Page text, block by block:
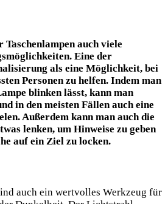
auch viele
Eine der
als eine Möglichkeit, bei
Personen zu helfen. Indem man
blinken lässt, kann man
in den meisten⁤ Fällen auch⁣ eine
⁢Außerdem ⁤kann man auch die
lenken, ⁣um Hinweise zu geben⁤
auf ein Ziel zu locken.
auch ein wertvolles Werkzeug⁣ für